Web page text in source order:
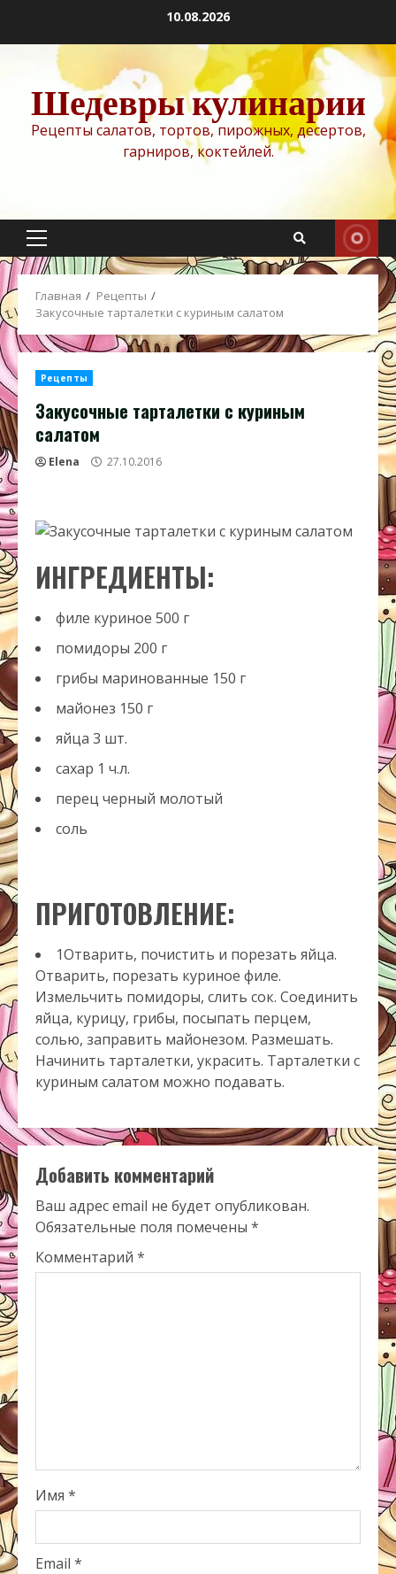
содержимому
10.08.2026
Шедевры кулинарии
Рецепты салатов, тортов, пирожных, десертов,
гарниров, коктейлей.
Основное
меню
Главная
Рецепты
Закусочные тарталетки с куриным салатом
Рецепты
Закусочные тарталетки с куриным
салатом
Elena 27.10.2016
ИНГРЕДИЕНТЫ:
филе куриное 500 г
помидоры 200 г
грибы маринованные 150 г
майонез 150 г
яйца 3 шт.
сахар 1 ч.л.
перец черный молотый
соль
ПРИГОТОВЛЕНИЕ:
1Отварить, почистить и порезать яйца.
Отварить, порезать куриное филе.
Измельчить помидоры, слить сок. Соединить
яйца, курицу, грибы, посыпать перцем,
солью, заправить майонезом. Размешать.
Начинить тарталетки, украсить. Тарталетки с
куриным салатом можно подавать.
Добавить комментарий
Ваш адрес email не будет опубликован.
Обязательные поля помечены *
Комментарий *
Имя *
Email *